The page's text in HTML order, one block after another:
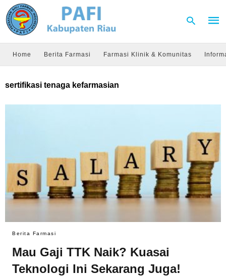
Home Berita Farmasi Farmasi Klinik & Komunitas
sertifikasi tenaga kefarmasian
Berita Farmasi
Mau Gaji TTK Naik? Kuasai
Teknologi Ini Sekarang Juga!